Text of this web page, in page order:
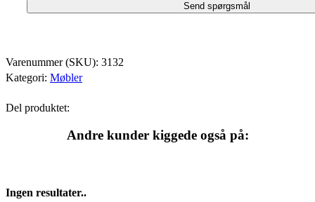
Varenummer (SKU): 3132
Kategori: Møbler
Del produktet:
Andre kunder kiggede også på:
Ingen resultater..